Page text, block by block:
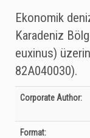
Ekonomik
Karadeniz
euxinus)
82A040030).
Bibliographic Details
Corporate Author:
Format: